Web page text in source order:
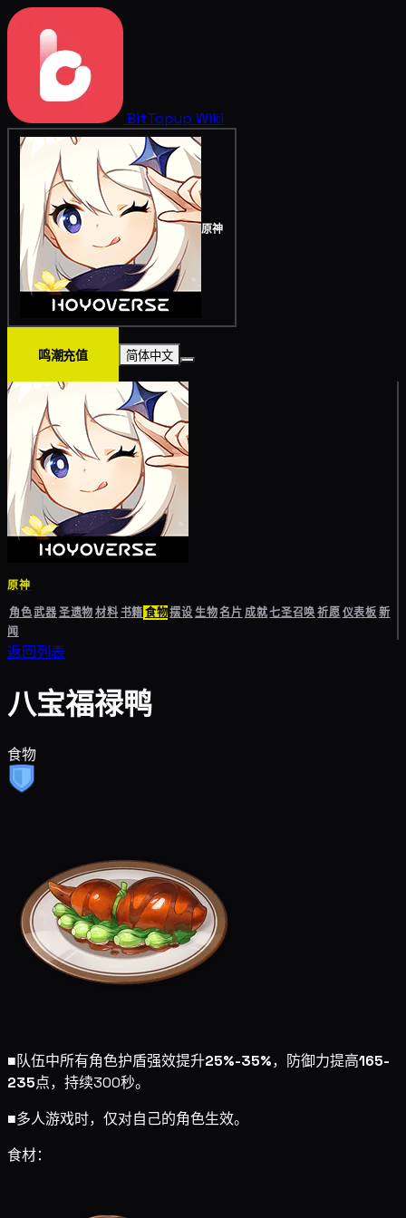
BitTopup Wiki
原神
鸣潮充值 简体中文
原神
角色武器圣遗物材料书籍食物摆设生物名片成就七圣召唤祈愿仪表板新
闻
返回列表
八宝福禄鸭
食物
■队伍中所有角色护盾强效提升25%-35%，防御力提高165-
235点，持续300秒。
■多人游戏时，仅对自己的角色生效。
食材：